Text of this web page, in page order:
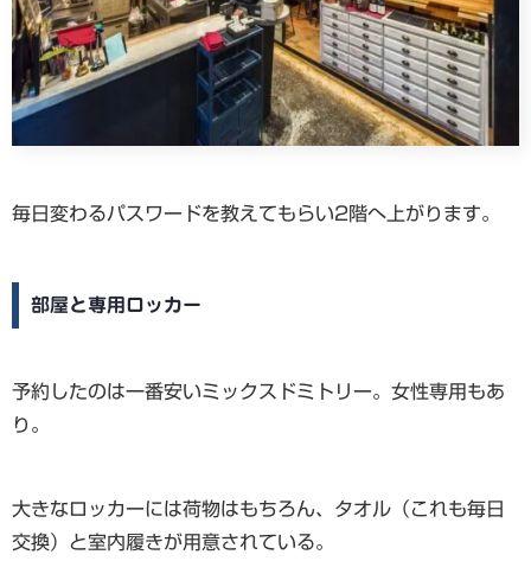
毎日変わるパスワードを教えてもらい2階へ上がります。
部屋と専用ロッカー
予約したのは一番安いミックスドミトリー。女性専用もあ
り。
大きなロッカーには荷物はもちろん、タオル（これも毎日
交換）と室内履きが用意されている。